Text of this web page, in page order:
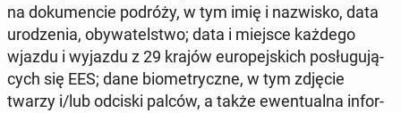
na do­ku­men­cie podróży, w tym imię i na­zwi­sko, data
uro­dze­nia, oby­wa­tel­stwo; data i miejsce każdego
wjazdu i wyjazdu z 29 krajów eu­ro­pej­skich po­słu­gu­ją­
cych się EES; dane bio­me­trycz­ne, w tym zdjęcie
twarzy i/lub odciski palców, a także ewen­tu­al­na in­for­